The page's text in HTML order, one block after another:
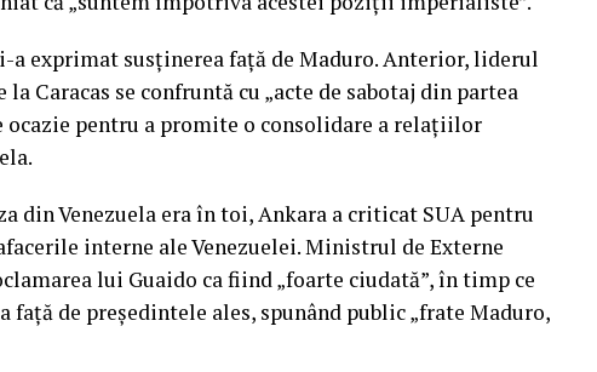
a exprimat susţinerea faţă de Maduro. Anterior, liderul
Caracas se confruntă cu „acte de sabotaj din partea
ocazie pentru a promite o consolidare a relaţiilor
din Venezuela era în toi, Ankara a criticat SUA pentru
interne ale Venezuelei. Ministrul de Externe
lui Guaido ca fiind „foarte ciudată”, în timp ce
de președintele ales, spunând public „frate Maduro,